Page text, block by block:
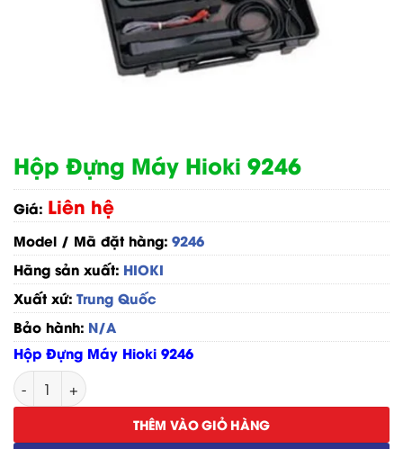
Hộp Đựng Máy Hioki 9246
Giá: Liên hệ
Model / Mã đặt hàng: 9246
Hãng sản xuất: HIOKI
Xuất xứ: Trung Quốc
Bảo hành: N/A
Hộp Đựng Máy Hioki 9246
Hộp Đựng Máy Hioki 9246 số lượng
THÊM VÀO GIỎ HÀNG